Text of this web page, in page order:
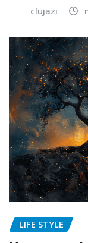
clujazi
LIFE STYLE